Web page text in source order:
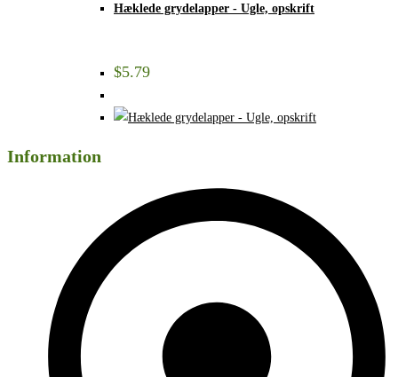
Hæklede grydelapper - Ugle, opskrift
$5.79
Information